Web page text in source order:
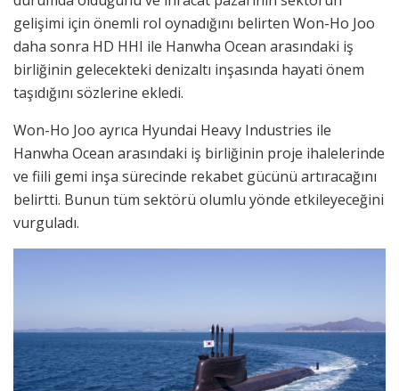
gelişimi için önemli rol oynadığını belirten Won-Ho Joo
daha sonra HD HHI ile Hanwha Ocean arasındaki iş
birliğinin gelecekteki denizaltı inşasında hayati önem
taşıdığını sözlerine ekledi.
Won-Ho Joo ayrıca Hyundai Heavy Industries ile
Hanwha Ocean arasındaki iş birliğinin proje ihalelerinde
ve fiili gemi inşa sürecinde rekabet gücünü artıracağını
belirtti. Bunun tüm sektörü olumlu yönde etkileyeceğini
vurguladı.